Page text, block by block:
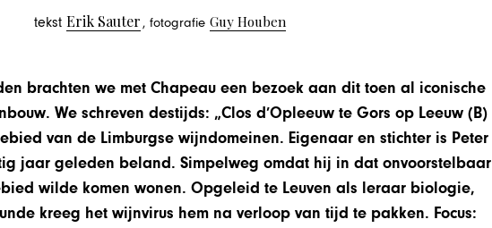
tekst Erik Sauter , fotografie Guy Houben
brachten we met Chapeau een bezoek aan dit toen al iconische
We schreven destijds: „Clos d’Opleeuw te Gors op Leeuw (B)
van de Limburgse wijndomeinen. Eigenaar en stichter is Peter
jaar geleden beland. Simpelweg omdat hij in dat onvoorstelbaar
wilde komen wonen. Opgeleid te Leuven als leraar biologie,
kreeg het wijnvirus hem na verloop van tijd te pakken. Focus: